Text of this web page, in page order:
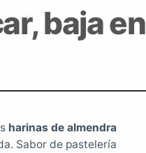
baja en
harinas de almendra
Sabor de pastelería